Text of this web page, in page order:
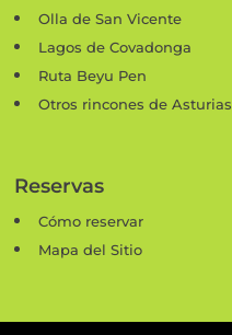
Olla de San Vicente
Lagos de Covadonga
Ruta Beyu Pen
Otros rincones de Asturias
Reservas
Cómo reservar
Mapa del Sitio